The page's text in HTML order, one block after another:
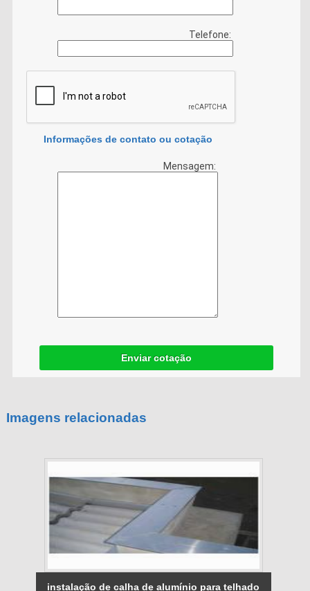
Telefone:
Informações de contato ou cotação
Mensagem:
Enviar cotação
Imagens relacionadas
instalação de calha de alumínio para telhado